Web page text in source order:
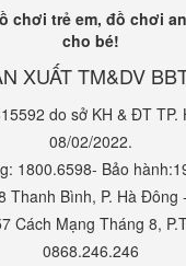
chơi trẻ em, đồ chơi
cho bé!
XUẤT TM&DV
do sở KH & ĐT TP.
08/02/2022.
1800.6598- Bảo
Thanh Bình, P. Hà Đông
Cách Mạng Tháng 8,
0868.246.246